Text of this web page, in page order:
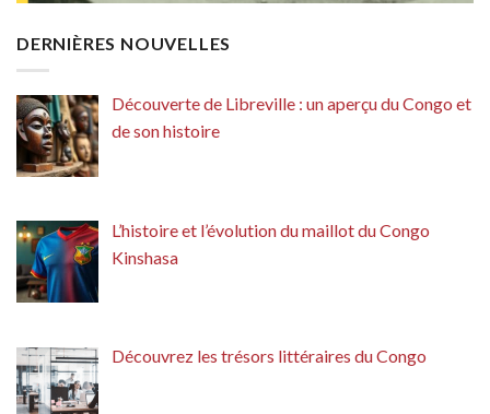
DERNIÈRES NOUVELLES
Découverte de Libreville : un aperçu du Congo et
de son histoire
L’histoire et l’évolution du maillot du Congo
Kinshasa
Découvrez les trésors littéraires du Congo